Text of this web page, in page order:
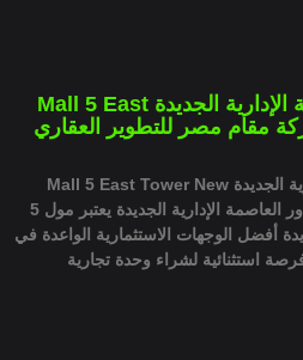
مول 5 إيست تاور العاصمة الإدارية الجديدة Mall 5 East
مول 5 إيست تاور العاصمة الإدارية الجديدة Mall 5 East Tower New
Capital تفاصيل مول 5 إيست تاور العاصمة الإدارية الجديدة يعتبر مول 5
أفضل الوجهات الاستثمارية الواعدة في
استثنائية لشراء وحدة تجارية